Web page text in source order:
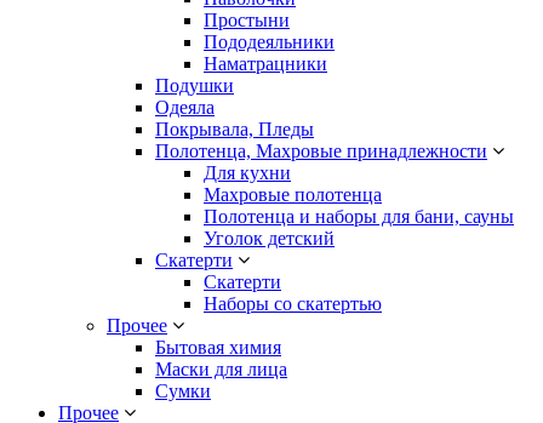
Простыни
Пододеяльники
Наматрацники
Подушки
Одеяла
Покрывала, Пледы
Полотенца, Махровые принадлежности
Для кухни
Махровые полотенца
Полотенца и наборы для бани, сауны
Уголок детский
Скатерти
Скатерти
Наборы со скатертью
Прочее
Бытовая химия
Маски для лица
Сумки
Прочее